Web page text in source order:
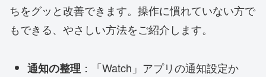
ちをグッと改善できます。操作に慣れていない方で
もできる、やさしい方法をご紹介します。
通知の整理 ：「Watch」アプリの通知設定か